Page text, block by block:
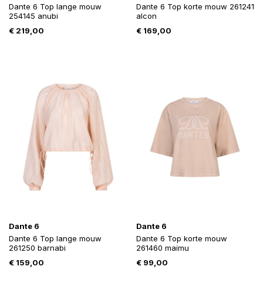
Dante 6 Top lange mouw
254145 anubi
€ 219,00
Dante 6 Top korte mouw 261241
alcon
€169,00
Dante 6
Dante 6 Top lange mouw
261250 barnabi
€ 159,00
Dante 6
Dante 6 Top korte mouw
261460 maimu
€99,00